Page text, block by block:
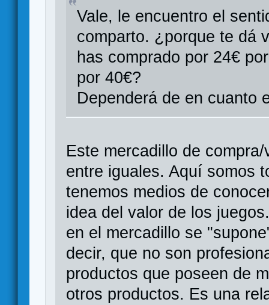
Vale, le encuentro el
comparto. ¿porque te dá
has comprado por 24€
por 40€?
Dependerá de en cuanto
Este mercadillo de
entre iguales. Aquí somos
tenemos medios de
idea del valor de los
en el mercadillo se
decir, que no son
productos que poseen de
otros productos. Es una